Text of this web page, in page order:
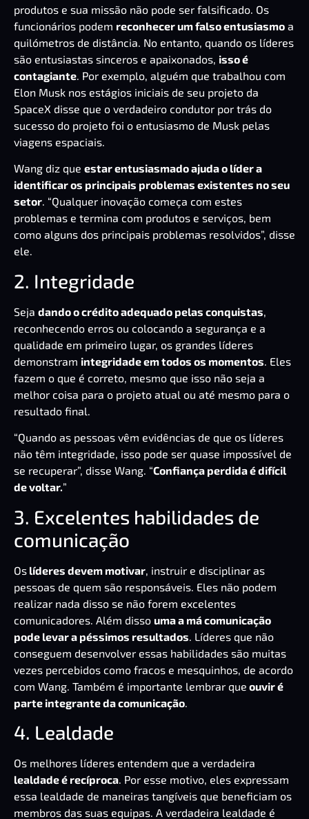
produtos e sua missão não pode ser falsificado. Os
funcionários podem reconhecer um falso entusiasmo a
quilómetros de distância. No entanto, quando os líderes
são entusiastas sinceros e apaixonados, isso é
contagiante. Por exemplo, alguém que trabalhou com
Elon Musk nos estágios iniciais de seu projeto da
SpaceX disse que o verdadeiro condutor por trás do
sucesso do projeto foi o entusiasmo de Musk pelas
viagens espaciais.
Wang diz que estar entusiasmado ajuda o líder a
identificar os principais problemas existentes no seu
setor. “Qualquer inovação começa com estes
problemas e termina com produtos e serviços, bem
como alguns dos principais problemas resolvidos”, disse
ele.
2. Integridade
Seja dando o crédito adequado pelas conquistas
reconhecendo erros ou colocando a segurança e a
qualidade em primeiro lugar, os grandes líderes
demonstram integridade em todos os momentos . Eles
fazem o que é correto, mesmo que isso não seja a
melhor coisa para o projeto atual ou até mesmo para o
resultado final.
“Quando as pessoas vêm evidências de que os líderes
não têm integridade, isso pode ser quase impossível de
se recuperar”, disse Wang. “Confiança perdida é difícil
de voltar.”
3. Excelentes habilidades de
comunicação
Os líderes devem motivar , instruir e disciplinar as
pessoas de quem são responsáveis. Eles não podem
realizar nada disso se não forem excelentes
comunicadores. Além disso uma a má comunicação
pode levar a péssimos resultados . Líderes que não
conseguem desenvolver essas habilidades são muitas
vezes percebidos como fracos e mesquinhos, de acordo
com Wang. Também é importante lembrar que ouvir é
parte integrante da comunicação
4. Lealdade
Os melhores líderes entendem que a verdadeira
lealdade é recíproca. Por esse motivo, eles expressam
essa lealdade de maneiras tangíveis que beneficiam os
membros das suas equipas. A verdadeira lealdade é